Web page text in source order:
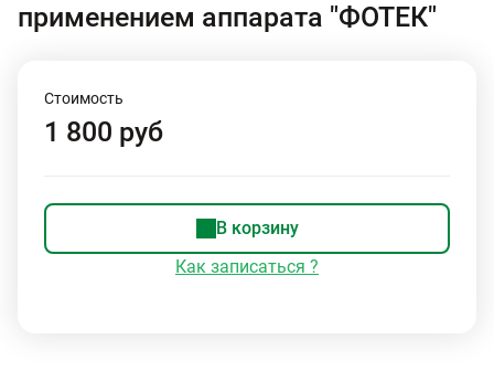
применением аппарата "ФОТЕК"
Стоимость
1 800 руб
В корзину
Как записаться ?